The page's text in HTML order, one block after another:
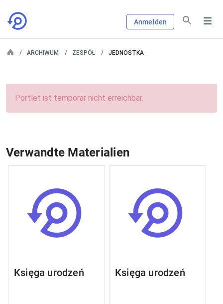
Anmelden
ARCHIWUM ZESPÓŁ JEDNOSTKA
Portlet ist temporär nicht erreichbar.
Verwandte Materialien
Księga urodzeń Księga urodzeń